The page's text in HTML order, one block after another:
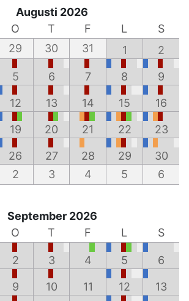
Augusti 2026
O T F L
S
29 30 31 1 2
5 6 7 8 9
12 13 14 15 16
19 20 21 22 23
26 27 28 29
30
2 3 4 5 6
September 2026
O T F L
S
2 3 4 5 6
9 10 11 12 13